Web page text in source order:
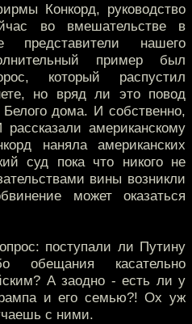
Конкорд, руководство
во вмешательстве в
нашего
пример был
который распустил
но вряд ли это повод
Белого дома. И собственно,
американскому
наняла американских
суд пока что никого не
вины возникли
может оказаться
поступали ли Путину
обещания касательно
А заодно - есть ли у
и его семью?! Ох уж
с ними.